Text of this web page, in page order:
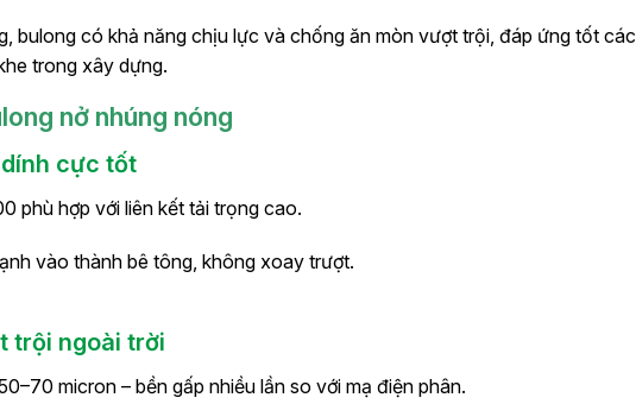
bulong có khả năng chịu lực và chống ăn mòn vượt trội, đáp ứng tốt các
trong xây dựng.
nở nhúng nóng
cực tốt
phù hợp với liên kết tải trọng cao.
vào thành bê tông, không xoay trượt.
trội ngoài trời
micron – bền gấp nhiều lần so với mạ điện phân.